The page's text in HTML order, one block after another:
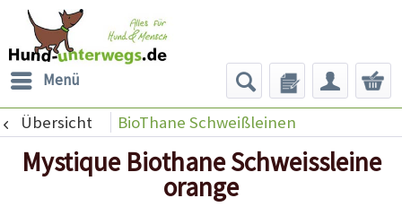
Menü
Übersicht BioThane Schweißleinen
Mystique Biothane Schweissleine
orange